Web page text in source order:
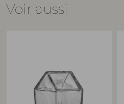
Voir aussi